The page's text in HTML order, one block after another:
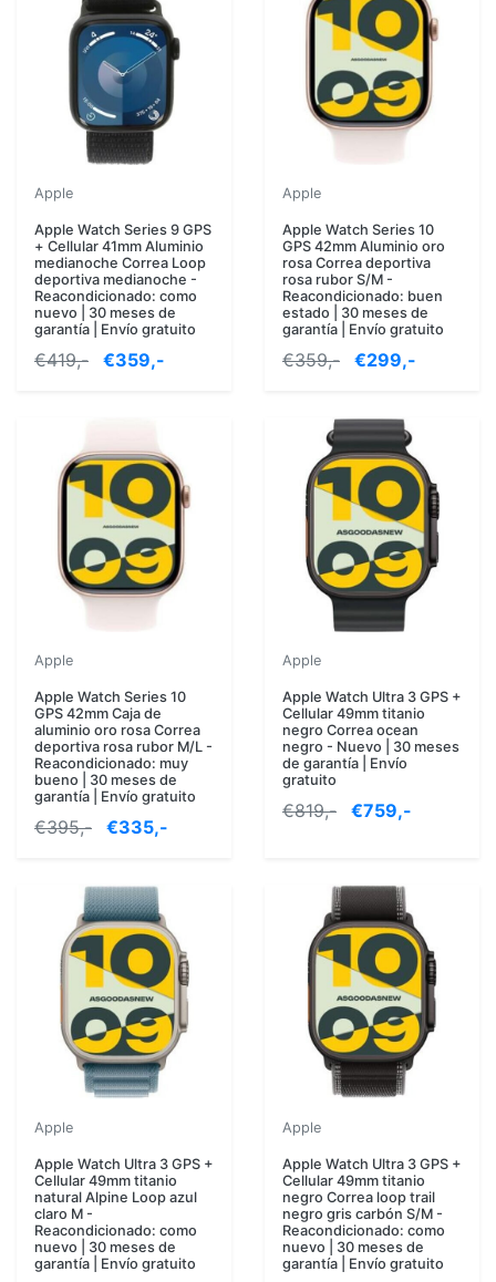
Apple
Apple Watch Series 9 GPS
+ Cellular 41mm Aluminio
medianoche Correa Loop
deportiva medianoche -
Reacondicionado: como
nuevo | 30 meses de
garantía | Envío gratuito
€419,- €359,-
Apple
Apple Watch Series 10
GPS 42mm Aluminio oro
rosa Correa deportiva
rosa rubor S/M -
Reacondicionado: buen
estado | 30 meses de
garantía | Envío gratuito
€359,- €299,-
Apple
Apple Watch Series 10
GPS 42mm Caja de
aluminio oro rosa Correa
deportiva rosa rubor M/L -
Reacondicionado: muy
bueno | 30 meses de
garantía | Envío gratuito
€395,- €335,-
Apple
Apple Watch Ultra 3 GPS +
Cellular 49mm titanio
negro Correa ocean
negro - Nuevo | 30 meses
de garantía | Envío
gratuito
€819,- €759,-
Apple
Apple Watch Ultra 3 GPS +
Cellular 49mm titanio
natural Alpine Loop azul
claro M -
Reacondicionado: como
nuevo | 30 meses de
garantía | Envío gratuito
Apple
Apple Watch Ultra 3 GPS +
Cellular 49mm titanio
negro Correa loop trail
negro gris carbón S/M -
Reacondicionado: como
nuevo | 30 meses de
garantía | Envío gratuito